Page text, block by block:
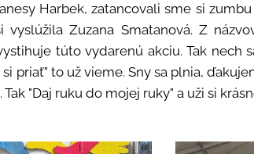
Harbek, zatancovali sme si
vyslúžila Zuzana Smatanová. Z
túto vydarenú akciu. Tak nech
si priať" to už vieme. Sny sa plnia,
"Daj ruku do mojej ruky" a uži si